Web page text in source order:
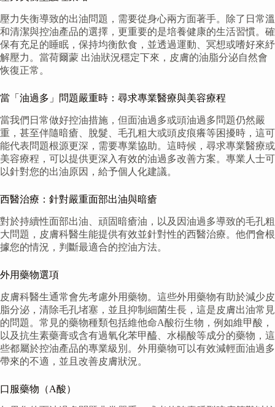
壓力失衡導致的出油問題，需要從身心兩方面著手。除了日常溫
和清潔與控油產品的選擇，更重要的是培養健康的生活習慣。確
保有充足的睡眠，保持均衡飲食，並透過運動、冥想或嗜好來紓
解壓力。當荷爾蒙 出油狀況穩定下來，皮膚的油脂分泌自然會
恢復正常。
當「油過多」問題嚴重時：尋求專業醫療與美容療程
當我們日常做好控油措施，但面油過多或頭油過多問題仍然嚴
重，甚至伴隨暗瘡、脫髮、毛孔粗大或頭皮痕癢等困擾時，這可
能代表問題根源更深，需要專業協助。這時候，尋求專業醫療或
美容療程，可以提供更深入有效的油過多改善方案。專業人士可
以針對您的出油原因，給予個人化建議。
西醫治療：針對嚴重面部出油與暗瘡
對於持續性面部出油、頑固暗瘡油，以及因油過多導致的毛孔粗
大問題，皮膚科醫生能提供有效並針對性的西醫治療。他們會根
據您的情況，判斷最適合的控油方法。
外用藥物選項
皮膚科醫生通常會先考慮外用藥物。這些外用藥物有助於減少皮
脂分泌，清除毛孔堵塞，並且抑制細菌生長，這是皮膚出油常見
的問題。常見的藥物種類包括維他命A酸衍生物，例如維甲酸，
以及抗生素藥膏或含有過氧化苯甲醯、水楊酸等成分的藥物，這
些都屬於控油產品的專業級別。外用藥物可以有效減輕面油過多
帶來的不適，並且改善皮膚狀況。
口服藥物（A酸）